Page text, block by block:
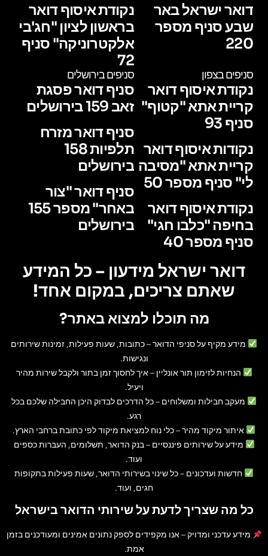
דואר ישראל באר
שבע סניף מספר
220
נקודת איסוף דואר
בראשון לציון "חג'בי
אלקטרוניקה" סניף
72
סניפים בצפון
נקודת איסוף דואר
קריית אתא "קטוף"
סניף 93
נקודות איסוף דואר
קריית אתא "מסיבה
לי" סניף מספר 50
נקודת איסוף דואר
בחיפה "כלבו חגי"
סניף מספר 40
סניפים בירושלים
סניף דואר פסגת
זאב 159 בירושלים
סניף דואר מזרח
תלפיות 158
בירושלים
סניף דואר "צור
באחר" מספר 155
בירושלים
דואר ישראל מידעון – כל המידע
שאתם צריכים, במקום אחד!
מה תוכלו למצוא באתר?
מידע מקיף על סניפי הדואר– כתובות, שעות פעילות, זמינות שירותים
ונגישות.
הנחיות לזימון תור אונליין – איך לחסוך זמן בתור ולקבל שירות מהיר
ויעיל.
מעקב חבילות ומשלוחים – כל הדרכים לבדוק היכן החבילה שלכם בכל
רגע.
איתור מיקוד מהיר– כלי נוח למציאת מיקוד לפי כתובת ברחבי הארץ.
מידע על שירותים פיננסיים – בנק הדואר, תשלומים, העברות כספים
ועוד.
חדשות ועדכונים – כל שינוי בשירותי הדואר, שעות פעילות בתקופות
חגים, ועוד.
כל מה שצריך לדעת על שירותי הדואר בישראל
מידע עדכני ומדויק– אנו מקפידים לספק נתונים אמינים ומעודכנים בזמן
אמת.